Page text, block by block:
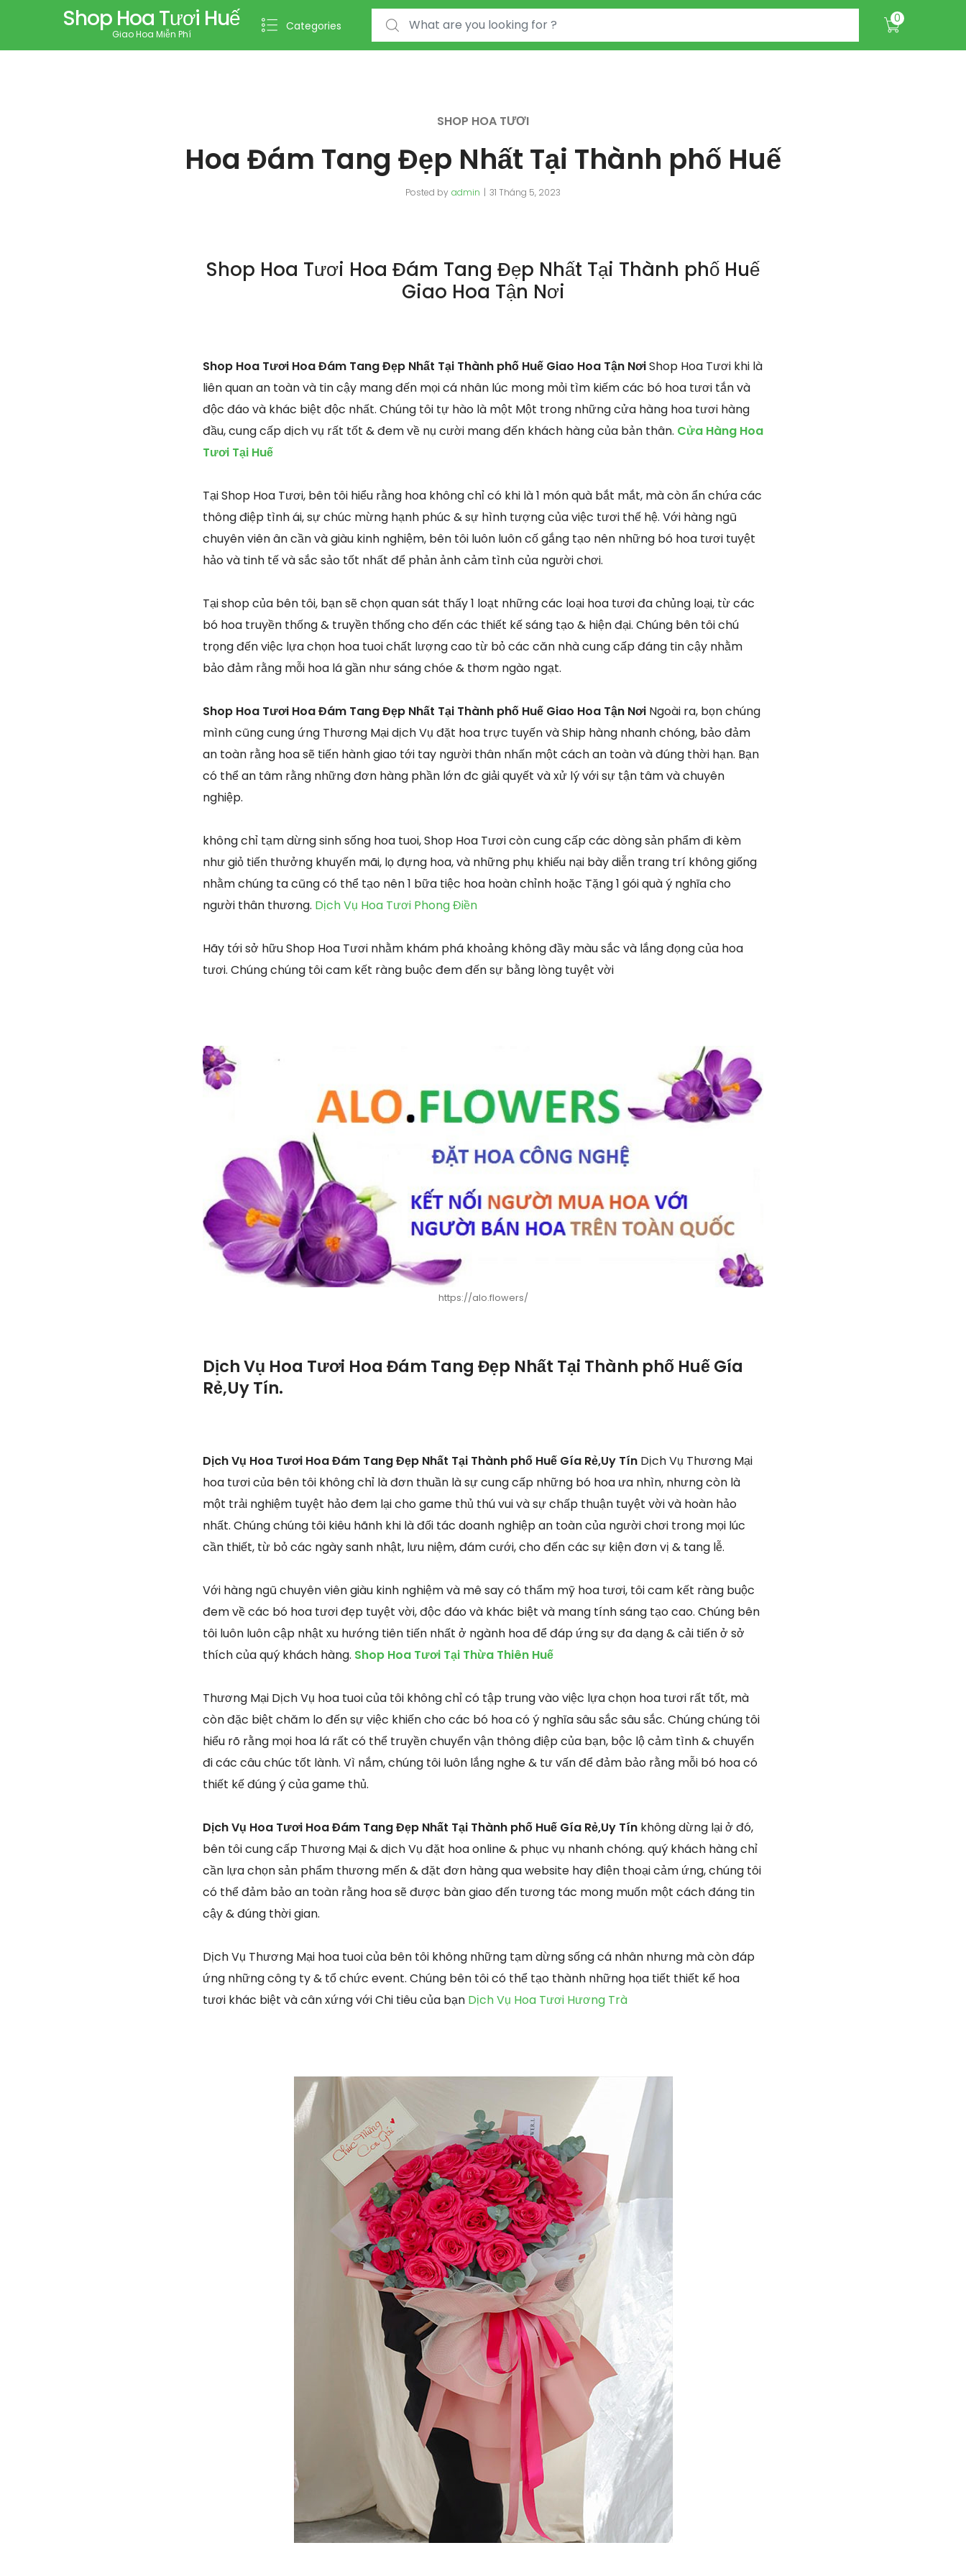
Shop Hoa Tươi Huế
Giao Hoa Miễn Phí
Categories
Search for: 0
SHOP HOA TƯƠI
Hoa Đám Tang Đẹp Nhất Tại Thành phố Huế
Posted by admin 31 Tháng 5, 2023
Shop Hoa Tươi Hoa Đám Tang Đẹp Nhất Tại Thành phố Huế
Giao Hoa Tận Nơi
Shop Hoa Tươi Hoa Đám Tang Đẹp Nhất Tại Thành phố Huế Giao Hoa Tận NơiShop Hoa Tươi khi là
liên quan an toàn và tin cậy mang đến mọi cá nhân lúc mong mỏi tìm kiếm các bó hoa tươi tắn và
độc đáo và khác biệt độc nhất. Chúng tôi tự hào là một Một trong những cửa hàng hoa tươi hàng
đầu, cung cấp dịch vụ rất tốt & đem về nụ cười mang đến khách hàng của bản thân. Cửa Hàng Hoa
Tươi Tại Huế
Tại Shop Hoa Tươi, bên tôi hiểu rằng hoa không chỉ có khi là 1 món quà bắt mắt, mà còn ẩn chứa các
thông điệp tình ái, sự chúc mừng hạnh phúc & sự hình tượng của việc tươi thế hệ. Với hàng ngũ
chuyên viên ân cần và giàu kinh nghiệm, bên tôi luôn luôn cố gắng tạo nên những bó hoa tươi tuyệt
hảo và tinh tế và sắc sảo tốt nhất để phản ảnh cảm tình của người chơi.
Tại shop của bên tôi, bạn sẽ chọn quan sát thấy 1 loạt những các loại hoa tươi đa chủng loại, từ các
bó hoa truyền thống & truyền thống cho đến các thiết kế sáng tạo & hiện đại. Chúng bên tôi chú
trọng đến việc lựa chọn hoa tuoi chất lượng cao từ bỏ các căn nhà cung cấp đáng tin cậy nhằm
bảo đảm rằng mỗi hoa lá gần như sáng chóe & thơm ngào ngạt.
Shop Hoa Tươi Hoa Đám Tang Đẹp Nhất Tại Thành phố Huế Giao Hoa Tận Nơi Ngoài ra, bọn chúng
mình cũng cung ứng Thương Mại dịch Vụ đặt hoa trực tuyến và Ship hàng nhanh chóng, bảo đảm
an toàn rằng hoa sẽ tiến hành giao tới tay người thân nhấn một cách an toàn và đúng thời hạn. Bạn
có thể an tâm rằng những đơn hàng phần lớn đc giải quyết và xử lý với sự tận tâm và chuyên
nghiệp.
không chỉ tạm dừng sinh sống hoa tuoi, Shop Hoa Tươi còn cung cấp các dòng sản phẩm đi kèm
như giỏ tiến thưởng khuyến mãi, lọ đựng hoa, và những phụ khiếu nại bày diễn trang trí không giống
nhằm chúng ta cũng có thể tạo nên 1 bữa tiệc hoa hoàn chỉnh hoặc Tặng 1 gói quà ý nghĩa cho
người thân thương. Dịch Vụ Hoa Tươi Phong Điền
Hãy tới sở hữu Shop Hoa Tươi nhằm khám phá khoảng không đầy màu sắc và lắng đọng của hoa
tươi. Chúng chúng tôi cam kết ràng buộc đem đến sự bằng lòng tuyệt vời
https://alo.flowers/
Dịch Vụ Hoa Tươi Hoa Đám Tang Đẹp Nhất Tại Thành phố Huế Gía
Rẻ,Uy Tín.
Dịch Vụ Hoa Tươi Hoa Đám Tang Đẹp Nhất Tại Thành phố Huế Gía Rẻ,Uy Tín Dịch Vụ Thương Mại
hoa tươi của bên tôi không chỉ là đơn thuần là sự cung cấp những bó hoa ưa nhìn, nhưng còn là
một trải nghiệm tuyệt hảo đem lại cho game thủ thú vui và sự chấp thuận tuyệt vời và hoàn hảo
nhất. Chúng chúng tôi kiêu hãnh khi là đối tác doanh nghiệp an toàn của người chơi trong mọi lúc
cần thiết, từ bỏ các ngày sanh nhật, lưu niệm, đám cưới, cho đến các sự kiện đơn vị & tang lễ.
Với hàng ngũ chuyên viên giàu kinh nghiệm và mê say có thẩm mỹ hoa tươi, tôi cam kết ràng buộc
đem về các bó hoa tươi đẹp tuyệt vời, độc đáo và khác biệt và mang tính sáng tạo cao. Chúng bên
tôi luôn luôn cập nhật xu hướng tiên tiến nhất ở ngành hoa để đáp ứng sự đa dạng & cải tiến ở sở
thích của quý khách hàng. Shop Hoa Tươi Tại Thừa Thiên Huế
Thương Mại Dịch Vụ hoa tuoi của tôi không chỉ có tập trung vào việc lựa chọn hoa tươi rất tốt, mà
còn đặc biệt chăm lo đến sự việc khiến cho các bó hoa có ý nghĩa sâu sắc sâu sắc. Chúng chúng tôi
hiểu rõ rằng mọi hoa lá rất có thể truyền chuyển vận thông điệp của bạn, bộc lộ cảm tình & chuyển
đi các câu chúc tốt lành. Vì nắm, chúng tôi luôn lắng nghe & tư vấn để đảm bảo rằng mỗi bó hoa có
thiết kế đúng ý của game thủ.
Dịch Vụ Hoa Tươi Hoa Đám Tang Đẹp Nhất Tại Thành phố Huế Gía Rẻ,Uy Tín không dừng lại ở đó,
bên tôi cung cấp Thương Mại & dịch Vụ đặt hoa online & phục vụ nhanh chóng. quý khách hàng chỉ
cần lựa chọn sản phẩm thương mến & đặt đơn hàng qua website hay điện thoại cảm ứng, chúng tôi
có thể đảm bảo an toàn rằng hoa sẽ được bàn giao đến tương tác mong muốn một cách đáng tin
cậy & đúng thời gian.
Dịch Vụ Thương Mại hoa tuoi của bên tôi không những tạm dừng sống cá nhân nhưng mà còn đáp
ứng những công ty & tổ chức event. Chúng bên tôi có thể tạo thành những họa tiết thiết kế hoa
tươi khác biệt và cân xứng với Chi tiêu của bạn Dịch Vụ Hoa Tươi Hương Trà